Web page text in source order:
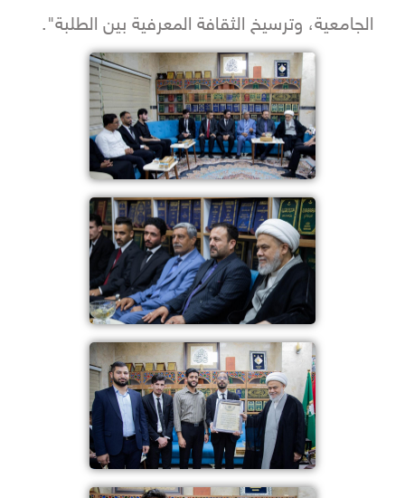
الجامعية، وترسيخ الثقافة المعرفية بين الطلبة".